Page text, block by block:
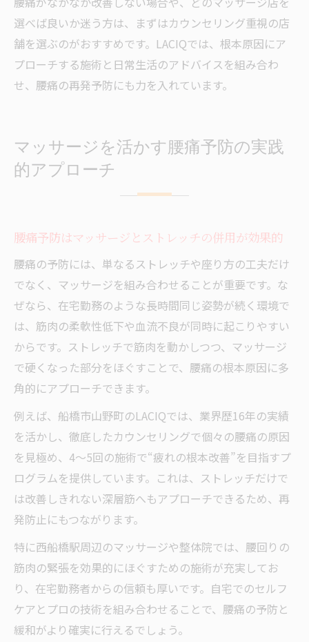
選べば良いか迷う方は、まずはカウンセリング重視の店
舗を選ぶのがおすすめです。LACIQでは、根本原因にア
プローチする施術と日常生活のアドバイスを組み合わ
せ、腰痛の再発予防にも力を入れています。
マッサージを活かす腰痛予防の実践
的アプローチ
腰痛予防はマッサージとストレッチの併用が効果的
腰痛の予防には、単なるストレッチや座り方の工夫だけ
でなく、マッサージを組み合わせることが重要です。な
ぜなら、在宅勤務のような長時間同じ姿勢が続く環境で
は、筋肉の柔軟性低下や血流不良が同時に起こりやすい
からです。ストレッチで筋肉を動かしつつ、マッサージ
で硬くなった部分をほぐすことで、腰痛の根本原因に多
角的にアプローチできます。
例えば、船橋市山野町のLACIQでは、業界歴16年の実績
を活かし、徹底したカウンセリングで個々の腰痛の原因
を見極め、4～5回の施術で“疲れの根本改善”を目指すプ
ログラムを提供しています。これは、ストレッチだけで
は改善しきれない深層筋へもアプローチできるため、再
発防止にもつながります。
特に西船橋駅周辺のマッサージや整体院では、腰回りの
筋肉の緊張を効果的にほぐすための施術が充実してお
り、在宅勤務者からの信頼も厚いです。自宅でのセルフ
ケアとプロの技術を組み合わせることで、腰痛の予防と
緩和がより確実に行えるでしょう。